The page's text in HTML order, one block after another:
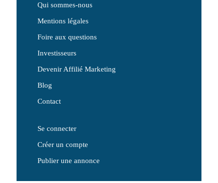
Qui sommes-nous
Mentions légales
Foire aux questions
Investisseurs
Devenir Affilié Marketing
Blog
Contact
Se connecter
Créer un compte
Publier une annonce